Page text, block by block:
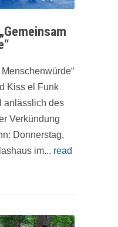
Kiss el Funk
anlässlich des
Verkündung
Donnerstag,
im... read